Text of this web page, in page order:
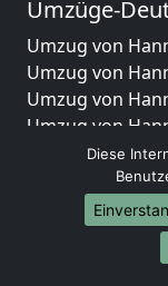
Umzüge-
Umzug von
Umzug von
Umzug von
Umzug von
Umzug von
Umzug von
Umzug von
Umzug von
Umzug von
Diese